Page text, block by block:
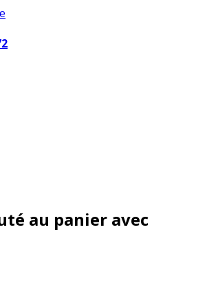
au panier avec